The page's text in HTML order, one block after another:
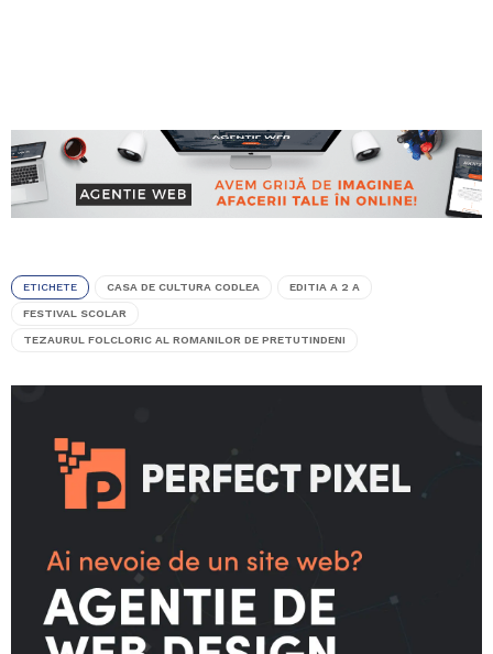
ETICHETE CASA DE CULTURA CODLEA EDITIA A 2 A
FESTIVAL SCOLAR
TEZAURUL FOLCLORIC AL ROMANILOR DE PRETUTINDENI